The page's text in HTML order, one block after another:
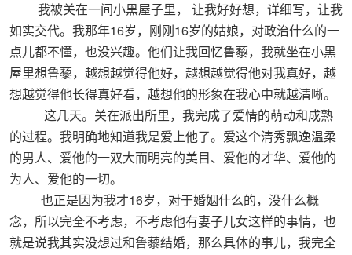
我被关在一间小黑屋子里，
让我好好想，详细写，让我
如实交代。我那年16岁，刚刚 16岁的姑娘，对政治什么的一
点儿都不懂，也没兴趣。他们让我回忆鲁藜，我就坐在小黑
屋里想鲁藜，越想越觉得他好，越想越觉得他对我真好，越
想越觉得他长得真好看，越想他的形象在我心中就越清晰。
这几天。关在派出所里，我完成了爱情的萌动和成熟
的过程。我明确地知道我是爱上他了。爱这个清秀飘逸温柔
的男人、爱他的一双大而明亮的美目、爱他的才华、爱他的
为人、爱他的一切。
也正是因为我才16岁，对于婚姻什么的，没什么概
念，所以完全不考虑，不考虑他有妻子儿女这样的事情，也
就是说我其实没想过和鲁藜结婚，那么具体的事儿，我完全